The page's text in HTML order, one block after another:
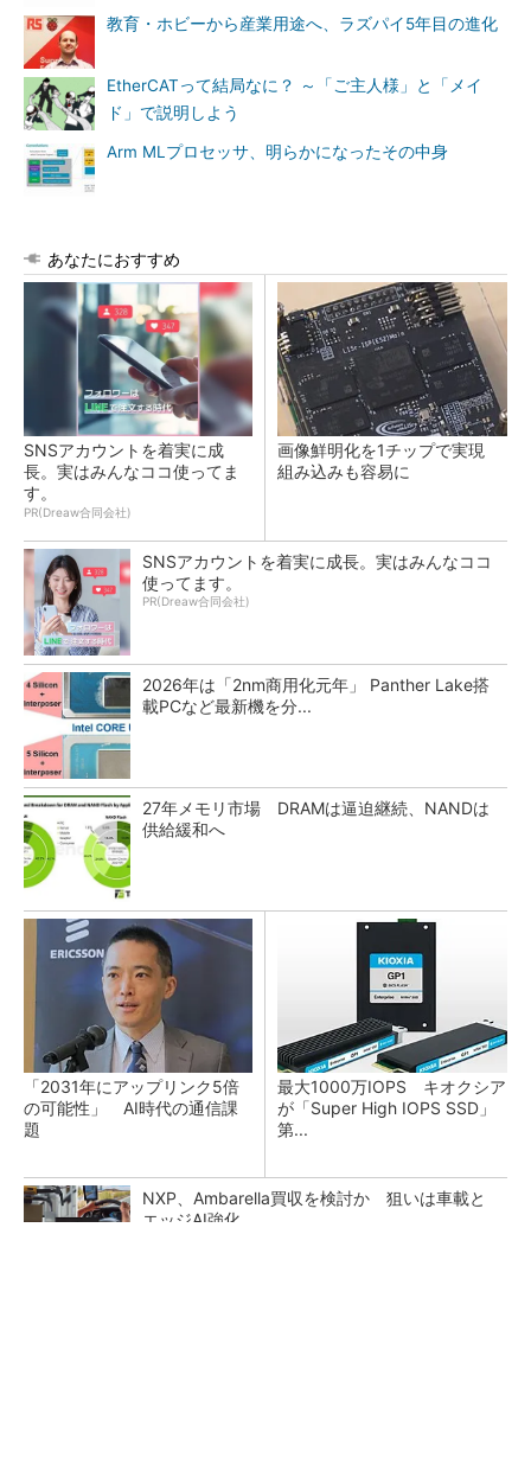
教育・ホビーから産業用途へ、ラズパイ5年目の進化
EtherCATって結局なに？ ～「ご主人様」と「メイ
ド」で説明しよう
Arm MLプロセッサ、明らかになったその中身
あなたにおすすめ
SNSアカウントを着実に成
長。実はみんなココ使ってま
す。
PR(Dreaw合同会社)
画像鮮明化を1チップで実現
組み込みも容易に
SNSアカウントを着実に成長。実はみんなココ
使ってます。
PR(Dreaw合同会社)
2026年は「2nm商用化元年」 Panther Lake搭
載PCなど最新機を分...
27年メモリ市場 DRAMは逼迫継続、NANDは
供給緩和へ
「2031年にアップリンク5倍
の可能性」 AI時代の通信課
題
最大1000万IOPS キオクシア
が「Super High IOPS SSD」
第...
NXP、Ambarella買収を検討か 狙いは車載と
エッジAI強化